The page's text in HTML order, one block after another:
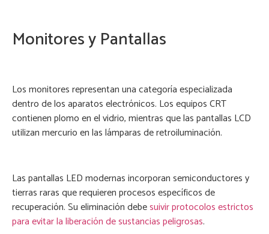
Monitores y Pantallas
Los monitores representan una categoría especializada
dentro de los aparatos electrónicos. Los equipos CRT
contienen plomo en el vidrio, mientras que las pantallas LCD
utilizan mercurio en las lámparas de retroiluminación.
Las pantallas LED modernas incorporan semiconductores y
tierras raras que requieren procesos específicos de
recuperación. Su eliminación debesuivir protocolos estrictos
para evitar la liberación de sustancias peligrosas.